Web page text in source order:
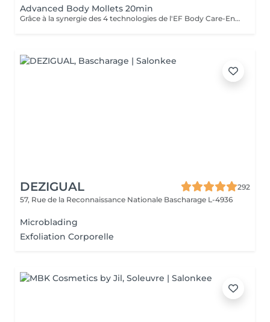
Advanced Body Mollets 20min
Grâce à la synergie des 4 technologies de l'EF Body Care-Endo Body Shaper, la circulation sanguine au niveau des jambes est stimulée, ce qui les rends moins lourdes. ( recommandé en cure de 12+1)
DEZIGUAL
292
57, Rue de la Reconnaissance Nationale Bascharage L-4936
Microblading
Exfoliation Corporelle